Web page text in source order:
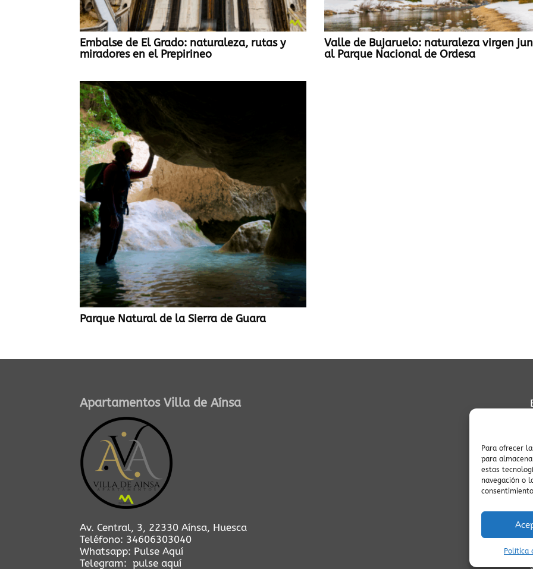
Para ofrecer
para
estas
navegación o
Política
Embalse de El Grado: naturaleza, rutas y
miradores en el Prepirineo
Valle de Bujaruelo: naturaleza virgen
al Parque Nacional de Ordesa
Parque Natural de la Sierra de Guara
Apartamentos Villa de Aínsa
Av. Central, 3, 22330 Aínsa, Huesca
Teléfono: 34606303040
Whatsapp: Pulse Aquí
Telegram: pulse aquí